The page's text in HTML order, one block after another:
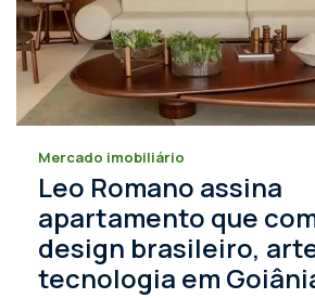
Mercado imobiliário
Leo Romano assina
apartamento que
design brasileiro,
tecnologia em